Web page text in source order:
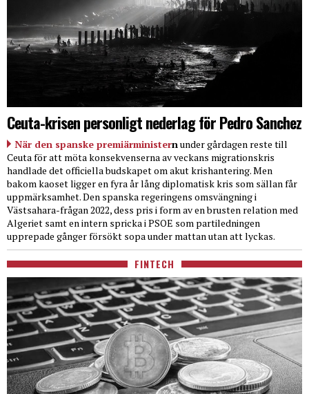
Ceuta-krisen personligt nederlag för Pedro Sanchez
När den spanske premiärministernunder gårdagen reste till
Ceuta för att möta konsekvenserna av veckans migrationskris
handlade det officiella budskapet om akut krishantering. Men
bakom kaoset ligger en fyra år lång diplomatisk kris som sällan får
uppmärksamhet. Den spanska regeringens omsvängning i
Västsahara-frågan 2022, dess pris i form av en brusten relation med
Algeriet samt en intern spricka i PSOE som partiledningen
upprepade gånger försökt sopa under mattan utan att lyckas.
FINTECH